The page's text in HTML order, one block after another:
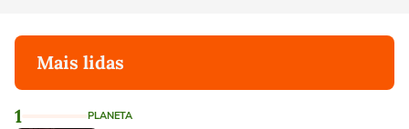
Mais lidas
1 PLANETA